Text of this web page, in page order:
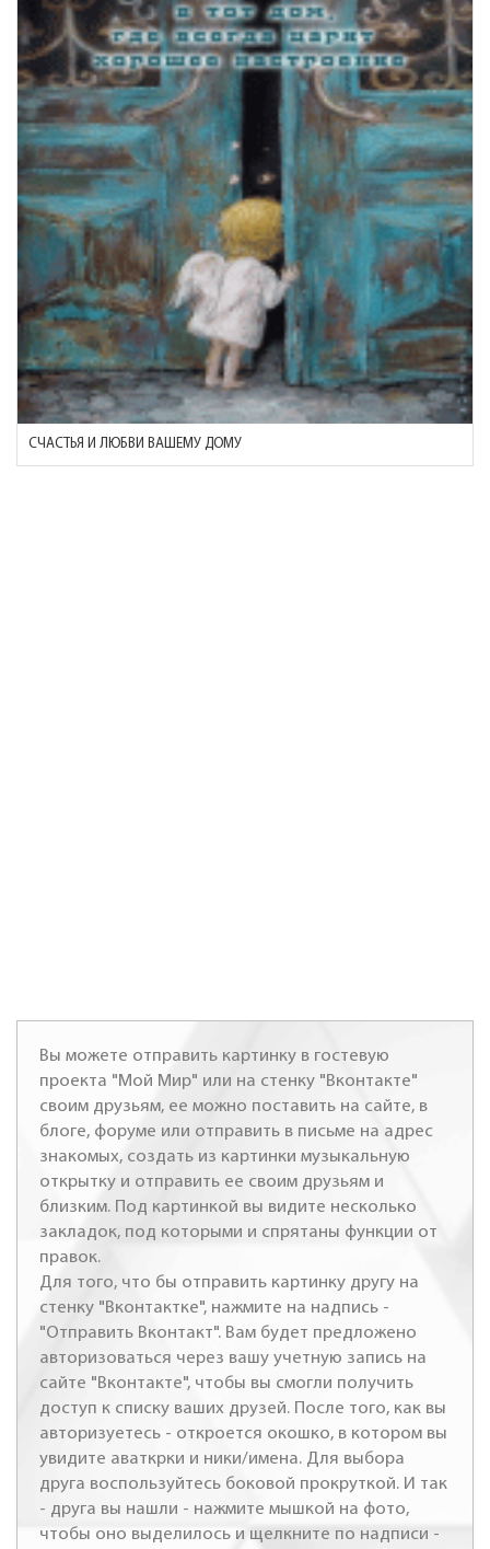
СЧАСТЬЯ И ЛЮБВИ ВАШЕМУ ДОМУ
Вы можете отправить картинку в гостевую
проекта "Мой Мир" или на стенку "Вконтакте"
своим друзьям, ее можно поставить на сайте, в
блоге, форуме или отправить в письме на адрес
знакомых, создать из картинки музыкальную
открытку и отправить ее своим друзьям и
близким. Под картинкой вы видите несколько
закладок, под которыми и спрятаны функции от
правок.
Для того, что бы отправить картинку другу на
стенку "Вконтактке", нажмите на надпись -
"Отправить Вконтакт". Вам будет предложено
авторизоваться через вашу учетную запись на
сайте "Вконтакте", чтобы вы смогли получить
доступ к списку ваших друзей. После того, как вы
авторизуетесь - откроется окошко, в котором вы
увидите аваткрки и ники/имена. Для выбора
друга воспользуйтесь боковой прокруткой. И так
- друга вы нашли - нажмите мышкой на фото,
чтобы оно выделилось и щелкните по надписи -